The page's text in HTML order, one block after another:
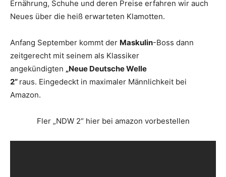
Ernährung, Schuhe und deren Preise erfahren wir auch
Neues über die heiß erwarteten Klamotten.
Anfang September kommt der Maskulin-Boss dann
zeitgerecht mit seinem als Klassiker
angekündigten „Neue Deutsche Welle
2“ raus. Eingedeckt in maximaler Männlichkeit bei
Amazon.
Fler „NDW 2“ hier bei amazon vorbestellen